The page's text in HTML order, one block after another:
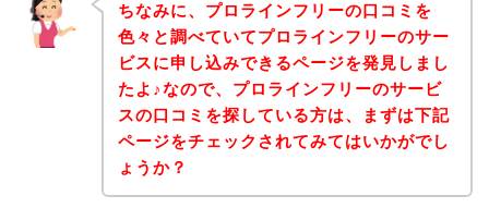
ちなみに、プロラインフリーの口コミを
色々と調べていてプロラインフリーのサー
ビスに申し込みできるページを発見しまし
たよ♪なので、プロラインフリーのサービ
スの口コミを探している方は、まずは下記
ページをチェックされてみてはいかがでし
ょうか？